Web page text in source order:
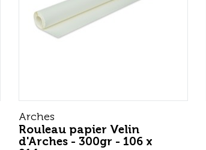
Arches
Rouleau papier Velin
d'Arches - 300gr - 106 x